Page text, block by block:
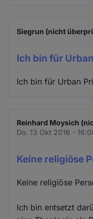
Siegrun (nicht
Ich bin für
Ich bin für Urban
Reinhard Moysich
Do. 13 Okt 2016 -
Keine religiöse
Keine religiöse
Ich bin entsetzt